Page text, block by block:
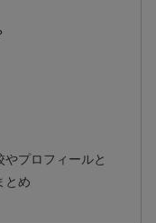
プロフィールと
とめ